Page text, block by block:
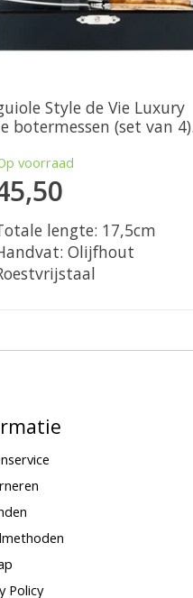
Style de Vie Luxury
botermessen (set van 4)
voorraad
lengte: 17,5cm
Olijfhout
Policy